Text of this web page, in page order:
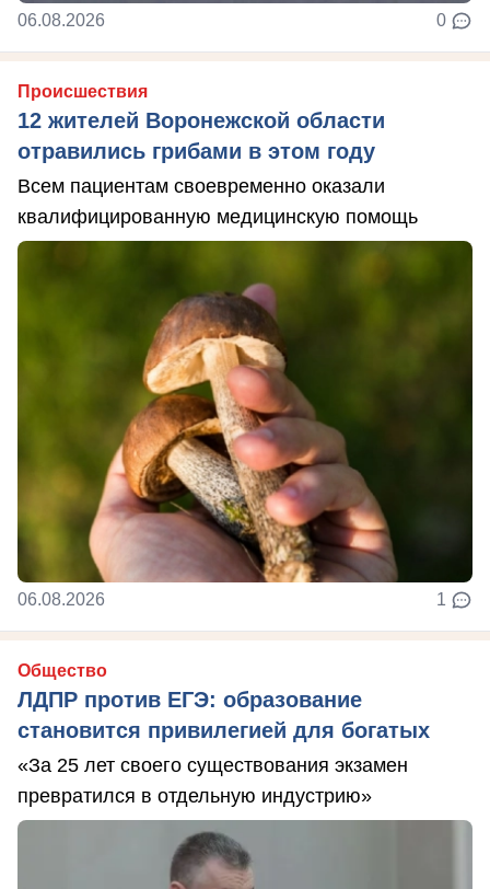
06.08.2026 0
Происшествия
12 жителей Воронежской области
отравились грибами в этом году
Всем пациентам своевременно оказали
квалифицированную медицинскую помощь
06.08.2026 1
Общество
ЛДПР против ЕГЭ: образование
становится привилегией для богатых
«За 25 лет своего существования экзамен
превратился в отдельную индустрию»